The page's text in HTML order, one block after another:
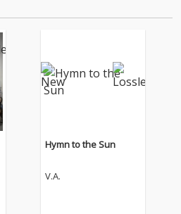
Hymn to the Sun
V.A.